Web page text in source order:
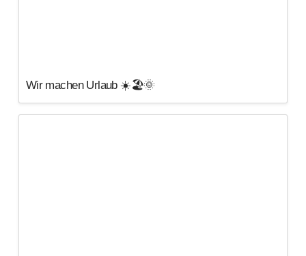
Wir machen Urlaub ☀️🏖️🌞